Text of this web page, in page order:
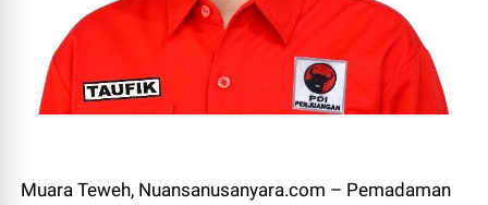
Muara Teweh, Nuansanusanyara.com – Pemadaman